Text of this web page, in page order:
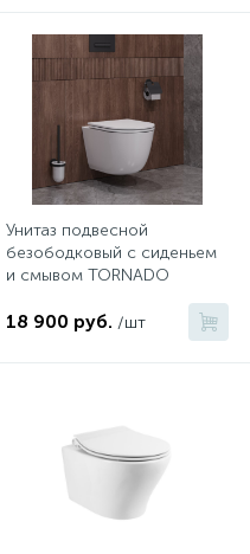
Унитаз подвесной
безободковый с сиденьем
и смывом TORNADO
38088-49-TH-TOR/SC
18 900 руб. /шт 14